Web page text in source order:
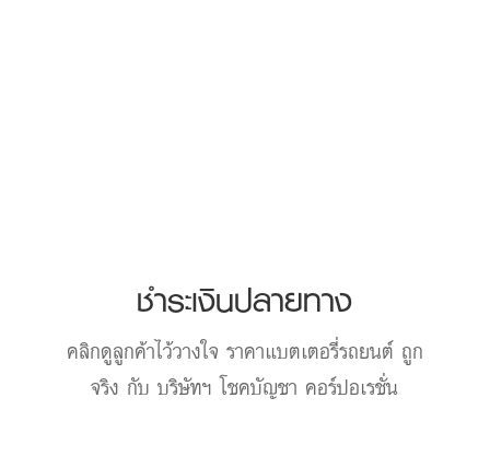
ชำระเงินปลายทาง
คลิกดูลูกค้าไว้วางใจ ราคาแบตเตอรี่รถยนต์ถูก
จริง กับ บริษัทฯ โชคบัญชา คอร์ปอเรชั่น